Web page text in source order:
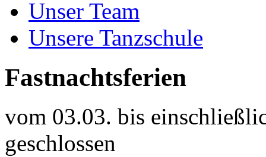
Unser Team
Unsere Tanzschule
Fastnachtsferien
vom 03.03. bis
geschlossen